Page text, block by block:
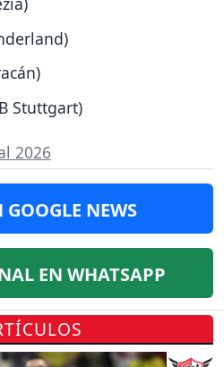
Stuttgart)
2026
GOOGLE NEWS
EN WHATSAPP